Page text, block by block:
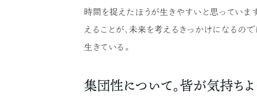
時間を捉えたほうが生きやすいと思っていま
えることが、未来を考えるきっかけになるの
生きている。
集団性について。皆が気持ち